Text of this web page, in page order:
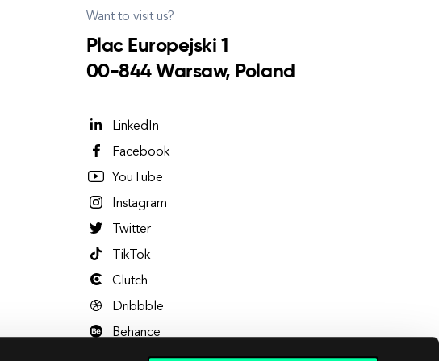
Want to visit us?
Plac Europejski 1
00-844 Warsaw, Poland
LinkedIn
Facebook
YouTube
Instagram
Twitter
TikTok
Clutch
Dribbble
Behance